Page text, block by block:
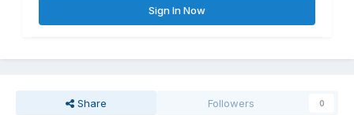
Sign In Now
Share Followers 0